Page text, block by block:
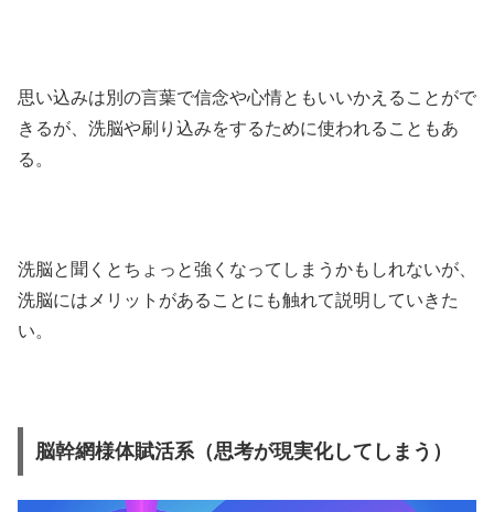
思い込みは別の言葉で信念や心情ともいいかえることがで
きるが、洗脳や刷り込みをするために使われることもあ
る。
洗脳と聞くとちょっと強くなってしまうかもしれないが、
洗脳にはメリットがあることにも触れて説明していきた
い。
脳幹網様体賦活系（思考が現実化してしまう）